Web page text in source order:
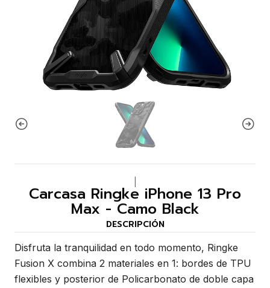
Carcasa Ringke iPhone 13 Pro
Max - Camo Black
DESCRIPCIÓN
Disfruta la tranquilidad en todo momento, Ringke
Fusion X combina 2 materiales en 1: bordes de TPU
flexibles y posterior de Policarbonato de doble capa